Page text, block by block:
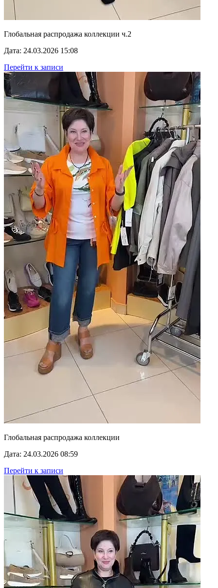
Глобальная распродажа коллекции ч.2
Дата: 24.03.2026 15:08
Перейти к записи
Глобальная распродажа коллекции
Дата: 24.03.2026 08:59
Перейти к записи